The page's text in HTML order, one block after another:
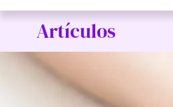
Artículos